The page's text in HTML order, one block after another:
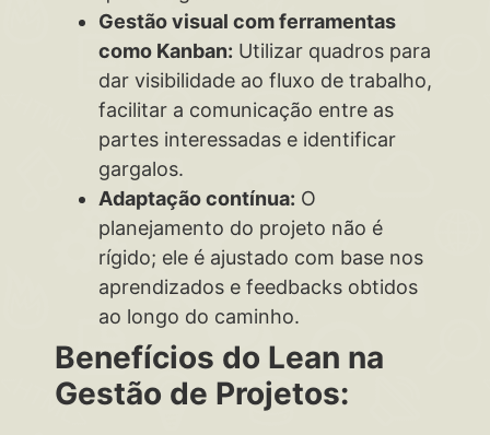
Gestão visual com ferramentas
como Kanban: Utilizar quadros para
dar visibilidade ao fluxo de trabalho,
facilitar a comunicação entre as
partes interessadas e identificar
gargalos.
Adaptação contínua: O
planejamento do projeto não é
rígido; ele é ajustado com base nos
aprendizados e feedbacks obtidos
ao longo do caminho.
Benefícios do Lean na
Gestão de Projetos: